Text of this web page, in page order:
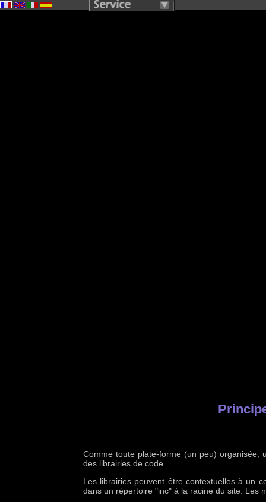
Comme toute plate-forme (un peu) organisée,
des librairies de code.
Les librairies peuvent être contextuelles à un
dans un répertoire "inc" à la racine du site. Les